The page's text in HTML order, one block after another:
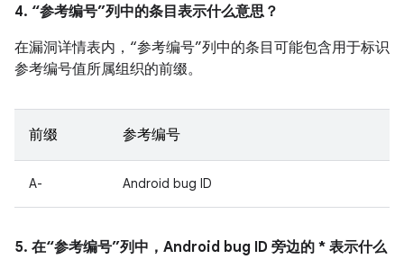
4. “参考编号”列中的条目表示什么意思？
在漏洞详情表内，“参考编号”列中的条目可能包含用于标识
参考编号值所属组织的前缀。
前缀 参考编号
A- Android bug ID
5. 在“参考编号”列中，Android bug ID 旁边的 * 表示什么